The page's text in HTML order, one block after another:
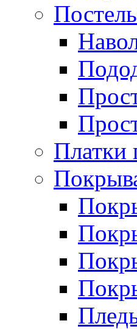
Платки